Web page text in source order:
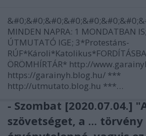
MINDEN NAPRA: 1 MONDATBAN
ÚTMUTATÓ IGE; 3*Protestáns-
ÖRÖMHÍRTÁR* http://
https://garainyh.blog.hu/ ***
http://utmutato.blog.hu ***…
- Szombat [2020.07.04.]
szövetséget, a ...